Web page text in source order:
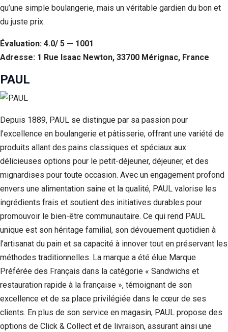
qu’une simple boulangerie, mais un véritable gardien du bon et
du juste prix.
Évaluation: 4.0/ 5 — 1001
Adresse: 1 Rue Isaac Newton, 33700 Mérignac, France
PAUL
Depuis 1889, PAUL se distingue par sa passion pour
l’excellence en boulangerie et pâtisserie, offrant une variété de
produits allant des pains classiques et spéciaux aux
délicieuses options pour le petit-déjeuner, déjeuner, et des
mignardises pour toute occasion. Avec un engagement profond
envers une alimentation saine et la qualité, PAUL valorise les
ingrédients frais et soutient des initiatives durables pour
promouvoir le bien-être communautaire. Ce qui rend PAUL
unique est son héritage familial, son dévouement quotidien à
l’artisanat du pain et sa capacité à innover tout en préservant les
méthodes traditionnelles. La marque a été élue Marque
Préférée des Français dans la catégorie « Sandwichs et
restauration rapide à la française », témoignant de son
excellence et de sa place privilégiée dans le cœur de ses
clients. En plus de son service en magasin, PAUL propose des
options de Click & Collect et de livraison, assurant ainsi une